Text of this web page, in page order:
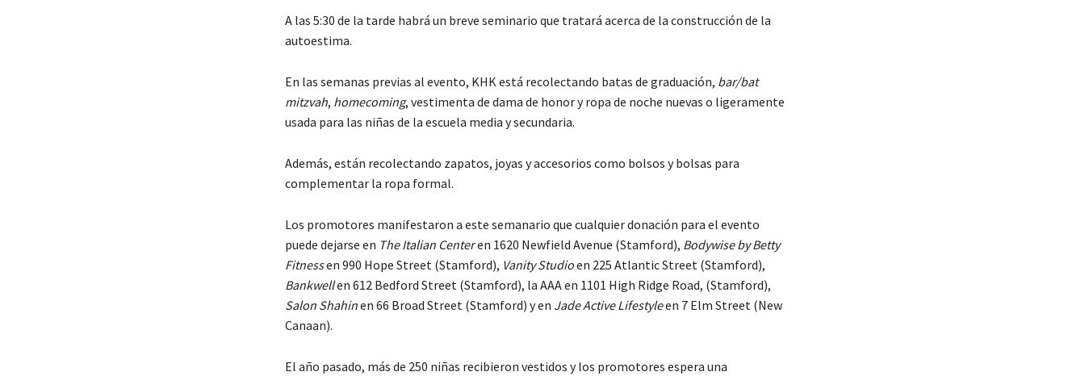
A las 5:30 de la tarde habrá un breve seminario que tratará acerca de la construcción de la
autoestima.
En las semanas previas al evento, KHK está recolectando batas de graduación, bar/bat
mitzvah, homecoming, vestimenta de dama de honor y ropa de noche nuevas o ligeramente
usada para las niñas de la escuela media y secundaria.
Además, están recolectando zapatos, joyas y accesorios como bolsos y bolsas para
complementar la ropa formal.
Los promotores manifestaron a este semanario que cualquier donación para el evento
puede dejarse en The Italian Centeren 1620 Newfield Avenue (Stamford), Bodywise by Betty
Fitnessen 990 Hope Street (Stamford), Vanity Studioen 225 Atlantic Street (Stamford),
Bankwellen 612 Bedford Street (Stamford), la AAA en 1101 High Ridge Road, (Stamford),
Salon Shahinen 66 Broad Street (Stamford) y en Jade Active Lifestyleen 7 Elm Street (New
Canaan).
El año pasado, más de 250 niñas recibieron vestidos y los promotores espera una